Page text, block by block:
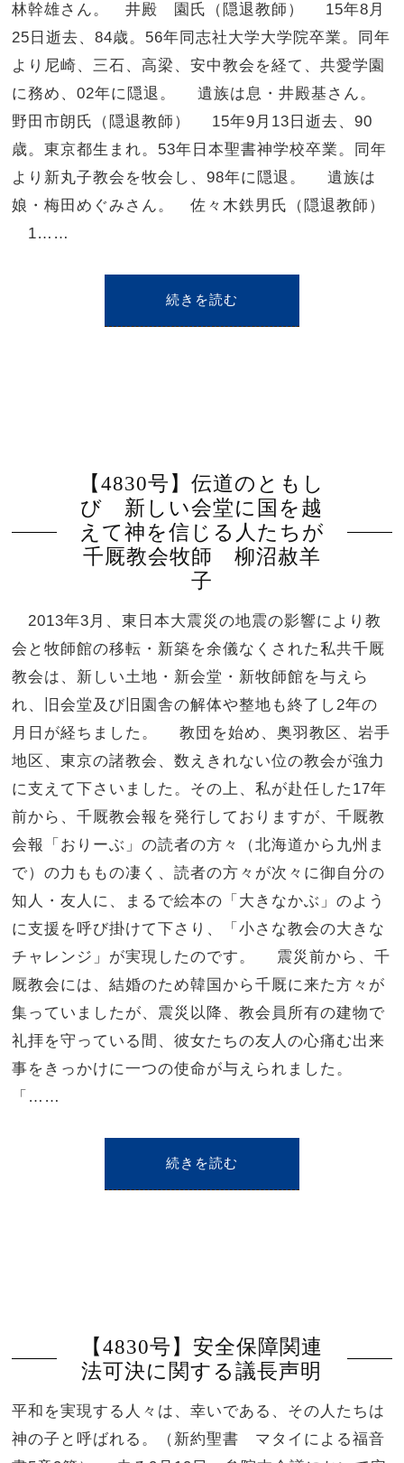
林幹雄さん。 井殿 園氏（隠退教師） 15年8月
25日逝去、84歳。56年同志社大学大学院卒業。同年
より尼崎、三石、高梁、安中教会を経て、共愛学園
に務め、02年に隠退。 遺族は息・井殿基さん。
野田市朗氏（隠退教師） 15年9月13日逝去、90
歳。東京都生まれ。53年日本聖書神学校卒業。同年
より新丸子教会を牧会し、98年に隠退。 遺族は
娘・梅田めぐみさん。 佐々木鉄男氏（隠退教師）
1……
続きを読む
【4830号】伝道のともし
び 新しい会堂に国を越
えて神を信じる人たちが
千厩教会牧師 柳沼赦羊
子
2013年3月、東日本大震災の地震の影響により教
会と牧師館の移転・新築を余儀なくされた私共千厩
教会は、新しい土地・新会堂・新牧師館を与えら
れ、旧会堂及び旧園舎の解体や整地も終了し2年の
月日が経ちました。 教団を始め、奥羽教区、岩手
地区、東京の諸教会、数えきれない位の教会が強力
に支えて下さいました。その上、私が赴任した17年
前から、千厩教会報を発行しておりますが、千厩教
会報「おりーぶ」の読者の方々（北海道から九州ま
で）の力ももの凄く、読者の方々が次々に御自分の
知人・友人に、まるで絵本の「大きなかぶ」のよう
に支援を呼び掛けて下さり、「小さな教会の大きな
チャレンジ」が実現したのです。 震災前から、千
厩教会には、結婚のため韓国から千厩に来た方々が
集っていましたが、震災以降、教会員所有の建物で
礼拝を守っている間、彼女たちの友人の心痛む出来
事をきっかけに一つの使命が与えられました。
「……
続きを読む
【4830号】安全保障関連
法可決に関する議長声明
平和を実現する人々は、幸いである、その人たちは
神の子と呼ばれる。（新約聖書 マタイによる福音